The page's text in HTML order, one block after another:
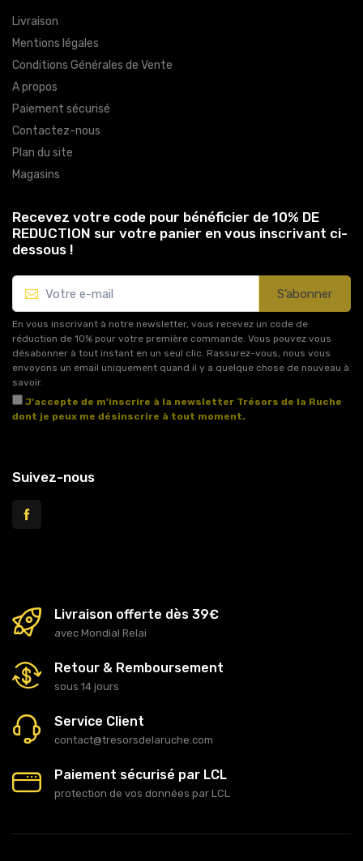
Livraison
Mentions légales
Conditions Générales de Vente
A propos
Paiement sécurisé
Contactez-nous
Plan du site
Magasins
Recevez votre code pour bénéficier de 10% DE
REDUCTION sur votre panier en vous inscrivant ci-
dessous !
S’abonner
En vous inscrivant à notre newsletter, vous recevez un code de
réduction de 10% pour votre première commande. Vous pouvez vous
désabonner à tout instant en un seul clic. Rassurez-vous, nous vous
envoyons un email uniquement quand il y a quelque chose de nouveau à
savoir.
J'accepte de m'inscrire à la newsletter Trésors de la Ruche
dont je peux me désinscrire à tout moment.
Suivez-nous
Livraison offerte dès 39€
avec Mondial Relai
Retour & Remboursement
sous 14 jours
Service Client
contact@tresorsdelaruche.com
Paiement sécurisé par LCL
protection de vos données par LCL